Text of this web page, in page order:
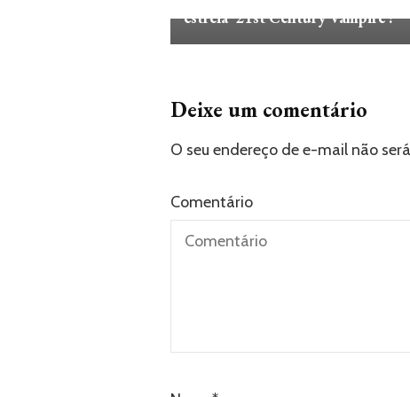
estreia ’21st Century Vampire’!
Deixe um comentário
O seu endereço de e-mail não
Comentário